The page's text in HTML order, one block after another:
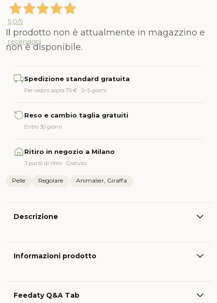
5,0/5
1
recensioni
Il prodotto non è attualmente in magazzino e
non è disponibile.
Spedizione standard gratuita
Per ordini sopra 75 € · 2–5 giorni
Reso e cambio taglia gratuiti
Entro 30 giorni
Ritiro in negozio a Milano
3 punti di ritiro · Gratuito
Pelle Regolare Animalier, Giraffa
Descrizione
Informazioni prodotto
Feedaty Q&A Tab